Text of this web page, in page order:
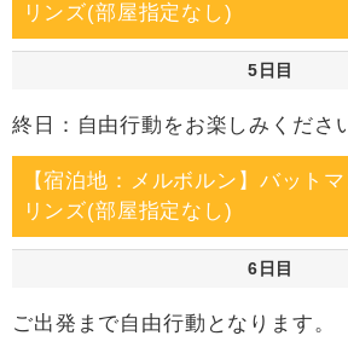
リンズ(部屋指定なし)
5日目
終日：自由行動をお楽しみくださ
【宿泊地：メルボルン】バット
リンズ(部屋指定なし)
6日目
ご出発まで自由行動となります。